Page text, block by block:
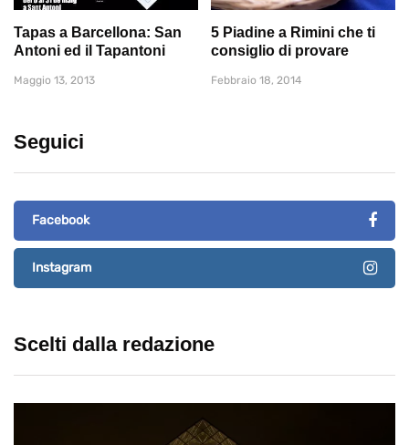
Tapas a Barcellona: San
Antoni ed il Tapantoni
Maggio 13, 2013
5 Piadine a Rimini che ti
consiglio di provare
Febbraio 18, 2014
Seguici
Facebook
Instagram
Scelti dalla redazione